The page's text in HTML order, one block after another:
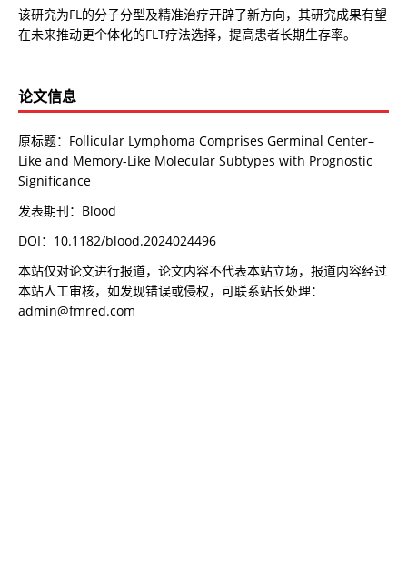
该研究为FL的分子分型及精准治疗开辟了新方向，其研究成果有望
在未来推动更个体化的FLT疗法选择，提高患者长期生存率。
论文信息
原标题：Follicular Lymphoma Comprises Germinal Center–
Like and Memory-Like Molecular Subtypes with Prognostic
Significance
发表期刊：Blood
DOI： 10.1182/blood.2024024496
本站仅对论文进行报道，论文内容不代表本站立场，报道内容经过
本站人工审核，如发现错误或侵权，可联系站长处理：
admin@fmred.com